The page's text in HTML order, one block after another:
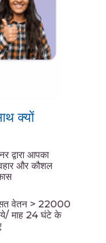
क्यों
द्वारा आपका
और कौशल
वेतन > 22000
माह 24 घंटे के